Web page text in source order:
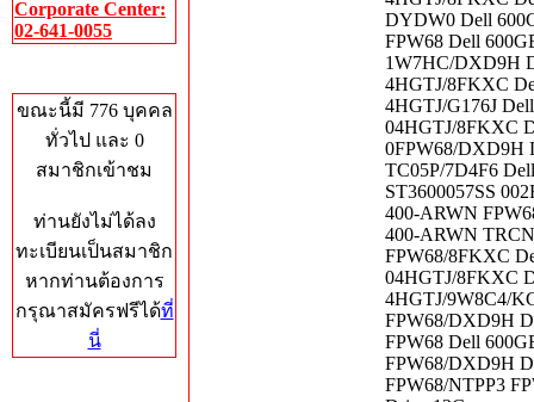
Corporate Center:
02-641-0055
ขณะนี้มี 776 บุคคล
ทั่วไป และ 0
สมาชิกเข้าชม
ท่านยังไม่ได้ลง
ทะเบียนเป็นสมาชิก
หากท่านต้องการ
กรุณาสมัครฟรีได้ที่
นี่
DYDW0 Dell
FPW68 Dell
1W7HC/DXD9H
4HGTJ/8FKXC
4HGTJ/G176J
04HGTJ/8FKXC
0FPW68/DXD9H
TC05P/7D4F6
ST3600057SS
400-ARWN
400-ARWN
FPW68/8FKXC
04HGTJ/8FKXC
4HGTJ/9W8C4/
FPW68/DXD9H
FPW68 Dell
FPW68/DXD9H
FPW68/NTPP3